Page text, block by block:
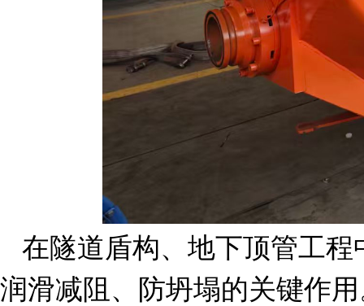
在隧道盾构、地下顶管工程
润滑减阻、防坍塌的关键作